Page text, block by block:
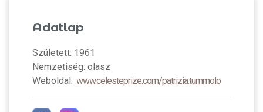
Adatlap
Született: 1961
Nemzetiség: olasz
Weboldal: www.celesteprize.com/patrizia.tummolo